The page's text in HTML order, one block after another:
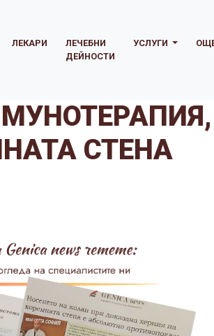
ЛЕКАРИ
ЛЕЧЕБНИ
ДЕЙНОСТИ
УСЛУГИ
СТЕНА